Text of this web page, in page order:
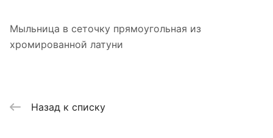
Мыльница в сеточку прямоугольная из
хромированной латуни
Назад к списку